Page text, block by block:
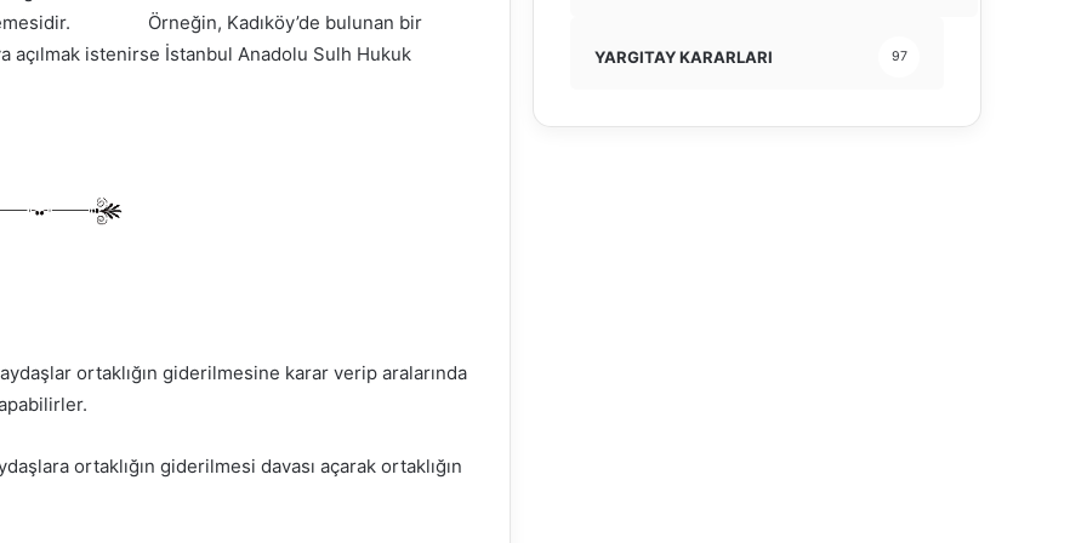
Örneğin, Kadıköy’de bulunan bir
açılmak istenirse İstanbul Anadolu Sulh Hukuk
ortaklığın giderilmesine karar verip aralarında
ortaklığın giderilmesi davası açarak ortaklığın
YARGITAY KARARLARI 97